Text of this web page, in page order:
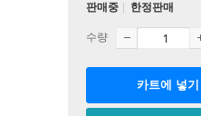
판매중 한정판매
수량
카트에 넣기